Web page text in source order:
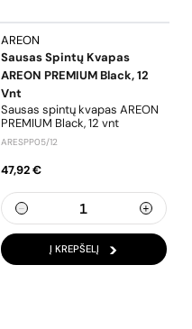
AREON
Sausas Spintų Kvapas
AREON PREMIUM Black, 12
Vnt
Sausas spintų kvapas AREON
PREMIUM Black, 12 vnt
ARESPP05/12
47,92 €
Į KREPŠELĮ